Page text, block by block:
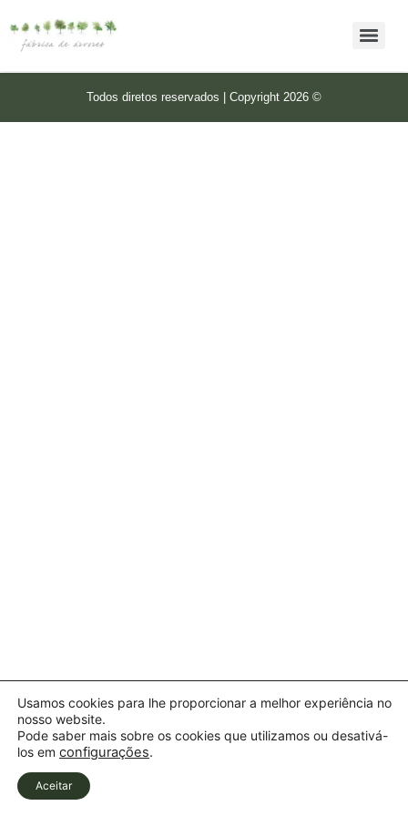
Todos diretos reservados | Copyright 2026 ©
Usamos cookies para lhe proporcionar a melhor experiência no
nosso website.
Pode saber mais sobre os cookies que utilizamos ou desativá-
los em configurações.
Aceitar